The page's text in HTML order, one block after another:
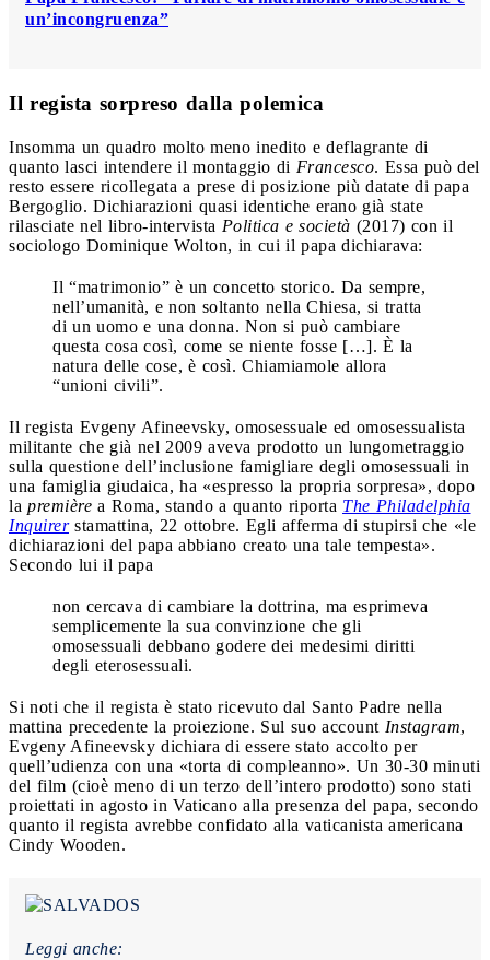
un’incongruenza”
Il regista sorpreso dalla polemica
Insomma un quadro molto meno inedito e deflagrante di
quanto lasci intendere il montaggio di Francesco. Essa può del
resto essere ricollegata a prese di posizione più datate di papa
Bergoglio. Dichiarazioni quasi identiche erano già state
rilasciate nel libro-intervista Politica e società (2017) con il
sociologo Dominique Wolton, in cui il papa dichiarava:
Il “matrimonio” è un concetto storico. Da sempre,
nell’umanità, e non soltanto nella Chiesa, si tratta
di un uomo e una donna. Non si può cambiare
questa cosa così, come se niente fosse […]. È la
natura delle cose, è così. Chiamiamole allora
“unioni civili”.
Il regista Evgeny Afineevsky, omosessuale ed omosessualista
militante che già nel 2009 aveva prodotto un lungometraggio
sulla questione dell’inclusione famigliare degli omosessuali in
una famiglia giudaica, ha «espresso la propria sorpresa», dopo
la première a Roma, stando a quanto riporta The Philadelphia
Inquirerstamattina, 22 ottobre. Egli afferma di stupirsi che «le
dichiarazioni del papa abbiano creato una tale tempesta».
Secondo lui il papa
non cercava di cambiare la dottrina, ma esprimeva
semplicemente la sua convinzione che gli
omosessuali debbano godere dei medesimi diritti
degli eterosessuali.
Si noti che il regista è stato ricevuto dal Santo Padre nella
mattina precedente la proiezione. Sul suo account Instagram,
Evgeny Afineevsky dichiara di essere stato accolto per
quell’udienza con una «torta di compleanno». Un 30-30 minuti
del film (cioè meno di un terzo dell’intero prodotto) sono stati
proiettati in agosto in Vaticano alla presenza del papa, secondo
quanto il regista avrebbe confidato alla vaticanista americana
Cindy Wooden.
Leggi anche: